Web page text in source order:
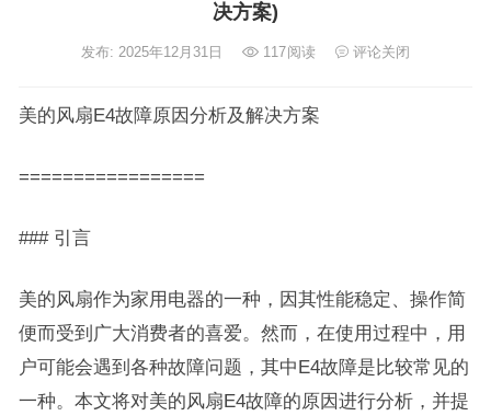
决方案)
发布: 2025年12月31日 117阅读 评论关闭
美的风扇E4故障原因分析及解决方案
=================
### 引言
美的风扇作为家用电器的一种，因其性能稳定、操作简
便而受到广大消费者的喜爱。然而，在使用过程中，用
户可能会遇到各种故障问题，其中E4故障是比较常见的
一种。本文将对美的风扇E4故障的原因进行分析，并提